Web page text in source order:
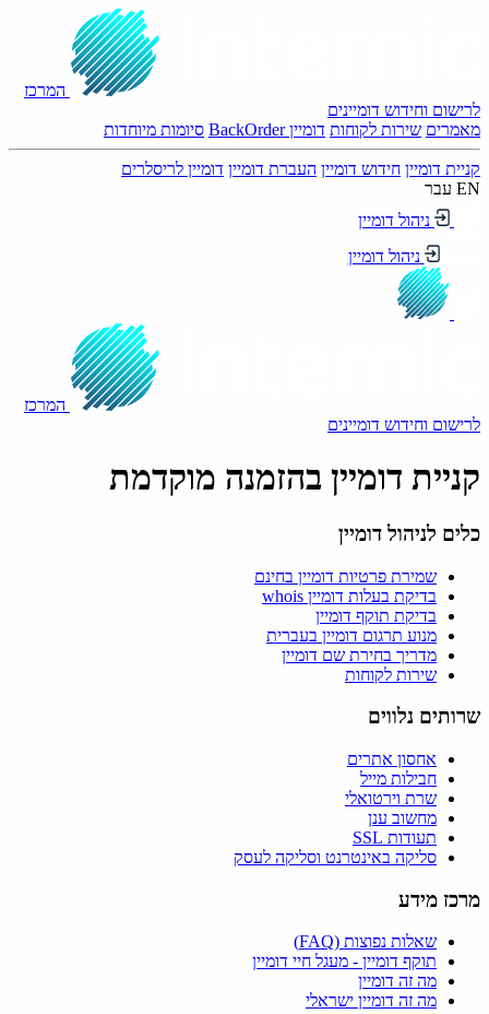
המרכז
לרישום וחידוש דומיינים
מאמרים שירות לקוחות דומיין BackOrder סיומות מיוחדות
קניית דומיין חידוש דומיין העברת דומיין דומיין לריסלרים
EN עבר
ניהול דומיין
ניהול דומיין
המרכז
לרישום וחידוש דומיינים
קניית דומיין בהזמנה מוקדמת
כלים לניהול דומיין
שמירת פרטיות דומיין בחינם
בדיקת בעלות דומיין whois
בדיקת תוקף דומיין
מנוע תרגום דומיין בעברית
מדריך בחירת שם דומיין
שירות לקוחות
שרותים נלווים
אחסון אתרים
חבילות מייל
שרת וירטואלי
מחשוב ענן
תעודות SSL
סליקה באינטרנט וסליקה לעסק
מרכז מידע
שאלות נפוצות (FAQ)
תוקף דומיין - מעגל חיי דומיין
מה זה דומיין
מה זה דומיין ישראלי